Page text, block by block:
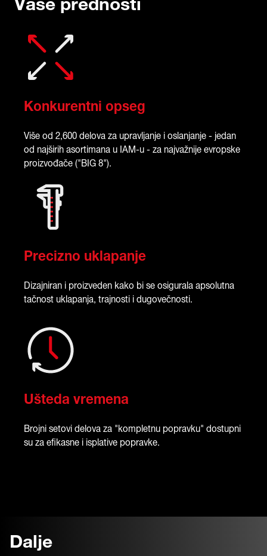
Vaše prednosti
Konkurentni opseg
Više od 2,600 delova za upravljanje i oslanjanje - jedan
od najširih asortimana u IAM-u - za najvažnije evropske
proizvođače ("BIG 8").
Precizno uklapanje
Dizajniran i proizveden kako bi se osigurala apsolutna
tačnost uklapanja, trajnosti i dugovečnosti.
Ušteda vremena
Brojni setovi delova za "kompletnu popravku" dostupni
su za efikasne i isplative popravke.
Dalje